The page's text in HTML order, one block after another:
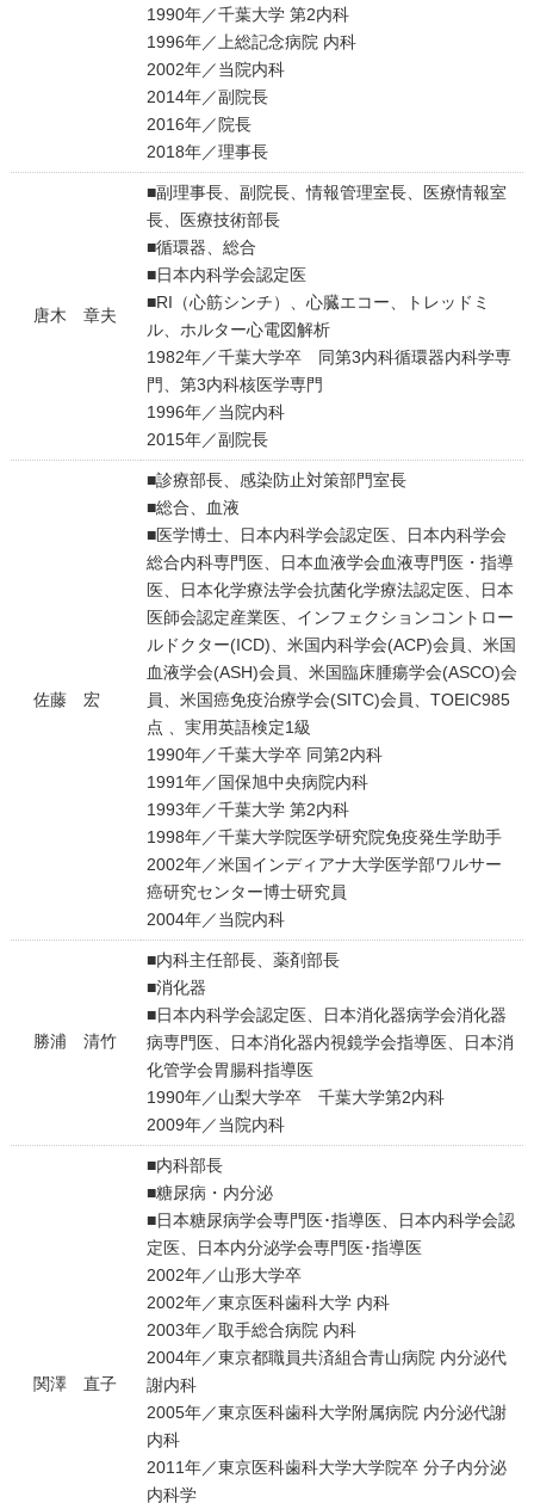
1990年／千葉大学 第2内科
1996年／上総記念病院 内科
2002年／当院内科
2014年／副院長
2016年／院長
2018年／理事長
唐木 章夫
■副理事長、副院長、情報管理室長、医療情報室
長、医療技術部長
■循環器、総合
■日本内科学会認定医
■RI（心筋シンチ）、心臓エコー、トレッドミ
ル、ホルター心電図解析
1982年／千葉大学卒 同第3内科循環器内科学専
門、第3内科核医学専門
1996年／当院内科
2015年／副院長
佐藤 宏
■診療部長、感染防止対策部門室長
■総合、血液
■医学博士、日本内科学会認定医、日本内科学会
総合内科専門医、日本血液学会血液専門医・指導
医、日本化学療法学会抗菌化学療法認定医、日本
医師会認定産業医、インフェクションコントロー
ルドクター(ICD)、米国内科学会(ACP)会員、米国
血液学会(ASH)会員、米国臨床腫瘍学会(ASCO)会
員、米国癌免疫治療学会(SITC)会員、TOEIC985
点 、実用英語検定1級
1990年／千葉大学卒 同第2内科
1991年／国保旭中央病院内科
1993年／千葉大学 第2内科
1998年／千葉大学院医学研究院免疫発生学助手
2002年／米国インディアナ大学医学部ワルサー
癌研究センター博士研究員
2004年／当院内科
勝浦 清竹
■内科主任部長、薬剤部長
■消化器
■日本内科学会認定医、日本消化器病学会消化器
病専門医、日本消化器内視鏡学会指導医、日本消
化管学会胃腸科指導医
1990年／山梨大学卒 千葉大学第2内科
2009年／当院内科
関澤 直子
■内科部長
■糖尿病・内分泌
■日本糖尿病学会専門医･指導医、日本内科学会認
定医、日本内分泌学会専門医･指導医
2002年／山形大学卒
2002年／東京医科歯科大学 内科
2003年／取手総合病院 内科
2004年／東京都職員共済組合青山病院 内分泌代
謝内科
2005年／東京医科歯科大学附属病院 内分泌代謝
内科
2011年／東京医科歯科大学大学院卒 分子内分泌
内科学